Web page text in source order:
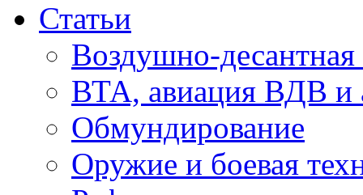
Статьи
Воздушно-десантная
ВТА, авиация ВДВ и
Обмундирование
Оружие и боевая